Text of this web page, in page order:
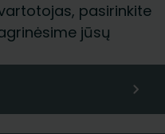
pasirinkite
jūsų